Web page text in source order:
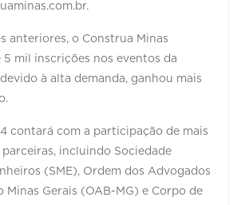
anteriores, o Construa Minas
5 mil inscrições nos eventos da
à alta demanda, ganhou mais
contará com a participação de mais
incluindo Sociedade
(SME), Ordem dos Advogados
Minas Gerais (OAB-MG) e Corpo de